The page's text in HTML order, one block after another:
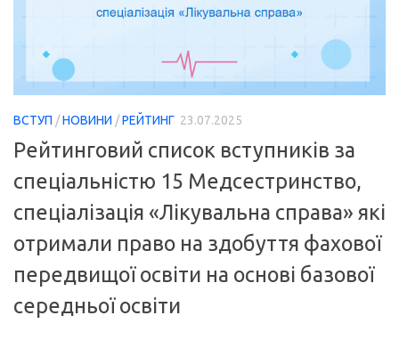
ВСТУП /НОВИНИ /РЕЙТИНГ 23.07.2025
Рейтинговий список вступників за
спеціальністю 15 Медсестринство,
спеціалізація «Лікувальна справа» які
отримали право на здобуття фахової
передвищої освіти на основі базової
середньої освіти